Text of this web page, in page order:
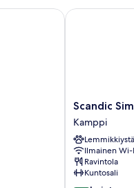
Scandic
Simonkenttä
Kamppi
Scandic
Kamppi
Ilmainen Wi-
Ravintola
Kuntosali
Scandic